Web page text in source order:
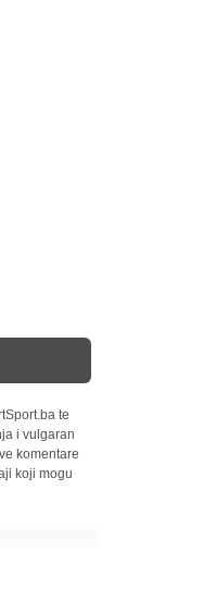
te
i vulgaran
komentare
koji mogu